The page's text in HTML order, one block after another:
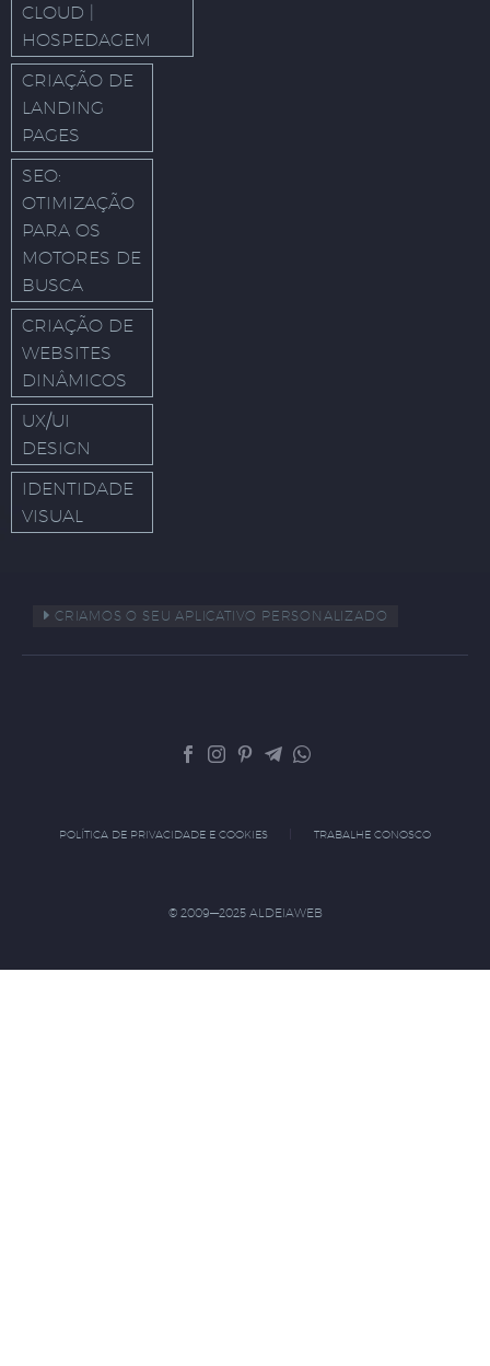
CLOUD |
HOSPEDAGEM
CRIAÇÃO DE
LANDING
PAGES
SEO:
OTIMIZAÇÃO
PARA OS
MOTORES DE
BUSCA
CRIAÇÃO DE
WEBSITES
DINÂMICOS
UX/UI
DESIGN
IDENTIDADE
VISUAL
CRIAMOS O SEU APLICATIVO PERSONALIZADO
POLÍTICA DE PRIVACIDADE E COOKIES TRABALHE CONOSCO
© 2009—2025 ALDEIAWEB